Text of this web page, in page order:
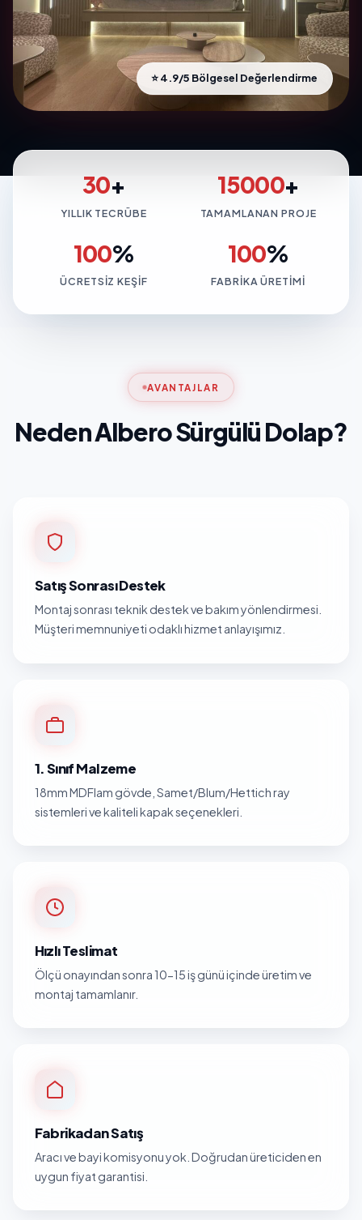
⭐ 4.9/5 Bölgesel Değerlendirme
30+
YILLIK TECRÜBE
15000+
TAMAMLANAN PROJE
100%
ÜCRETSIZ KEŞIF
100%
FABRIKA ÜRETIMI
AVANTAJLAR
Neden Albero Sürgülü Dolap?
Satış Sonrası Destek
Montaj sonrası teknik destek ve bakım yönlendirmesi.
Müşteri memnuniyeti odaklı hizmet anlayışımız.
1. Sınıf Malzeme
18mm MDFlam gövde, Samet/Blum/Hettich ray
sistemleri ve kaliteli kapak seçenekleri.
Hızlı Teslimat
Ölçü onayından sonra 10-15 iş günü içinde üretim ve
montaj tamamlanır.
Fabrikadan Satış
Aracı ve bayi komisyonu yok. Doğrudan üreticiden en
uygun fiyat garantisi.